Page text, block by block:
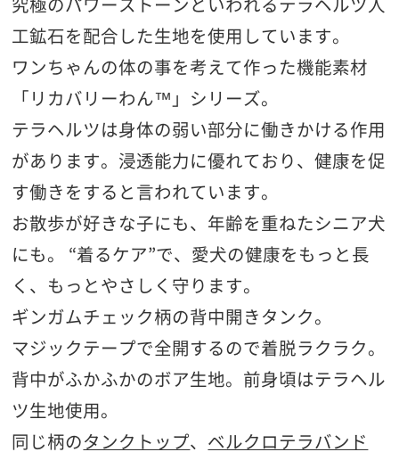
究極のパワーストーンといわれるテラヘルツ人
工鉱石を配合した生地を使用しています。
ワンちゃんの体の事を考えて作った機能素材
「リカバリーわん™」シリーズ。
テラヘルツは身体の弱い部分に働きかける作用
があります。浸透能力に優れており、健康を促
す働きをすると言われています。
お散歩が好きな子にも、年齢を重ねたシニア犬
にも。 “着るケア”で、愛犬の健康をもっと長
く、もっとやさしく守ります。
ギンガムチェック柄の背中開きタンク。
マジックテープで全開するので着脱ラクラク。
背中がふかふかのボア生地。前身頃はテラヘル
ツ生地使用。
同じ柄の タンクトップ、 ベルクロテラバンド